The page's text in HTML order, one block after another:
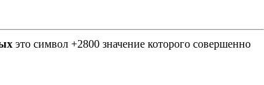
это символ +2800 значение которого совершенно